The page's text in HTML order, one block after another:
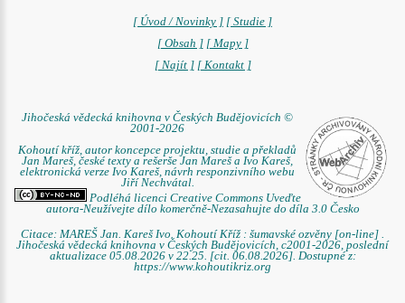
[ Úvod / Novinky ] [ Studie ]
[ Obsah ] [ Mapy ]
[ Najít ] [ Kontakt ]
Jihočeská vědecká knihovna v Českých Budějovicích ©
2001-2026
Kohoutí kříž, autor koncepce projektu, studie a překladů
Jan Mareš, české texty a rešerše Jan Mareš a Ivo Kareš,
elektronická verze Ivo Kareš, návrh responzivního webu
Jiří Nechvátal.
Podléhá licenci Creative Commons Uveďte
autora-Neužívejte dílo komerčně-Nezasahujte do díla 3.0 Česko
Citace: MAREŠ Jan. Kareš Ivo. Kohoutí Kříž : šumavské ozvěny [on-line] .
Jihočeská vědecká knihovna v Českých Budějovicích, c2001-2026, poslední
aktualizace 05.08.2026 v 22.25. [cit. 06.08.2026]. Dostupné z:
https://www.kohoutikriz.org